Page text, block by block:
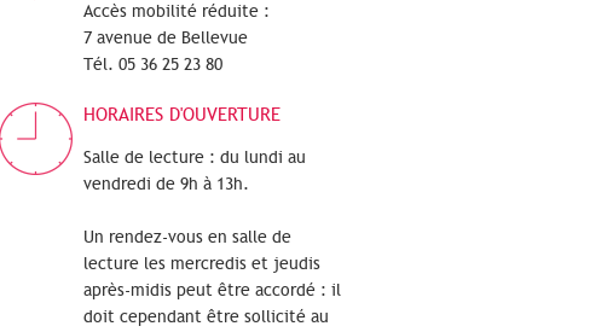
Accès mobilité réduite :
7 avenue de Bellevue
Tél. 05 36 25 23 80
HORAIRES D'OUVERTURE
Salle de lecture : du lundi au
vendredi de 9h à 13h.
Un rendez-vous en salle de
lecture les mercredis et jeudis
après-midis peut être accordé : il
doit cependant être sollicité au